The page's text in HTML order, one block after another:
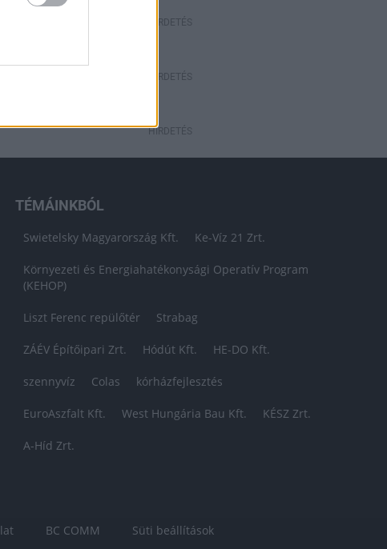
HIRDETÉS
HIRDETÉS
HIRDETÉS
TÉMÁINKBÓL
Swietelsky Magyarország Kft. Ke-Víz 21 Zrt.
Környezeti és Energiahatékonysági Operatív Program
(KEHOP)
Liszt Ferenc repülőtér Strabag
ZÁÉV Építőipari Zrt. Hódút Kft. HE-DO Kft.
szennyvíz Colas kórházfejlesztés
EuroAszfalt Kft. West Hungária Bau Kft. KÉSZ Zrt.
A-Híd Zrt.
BC COMM
Süti beállítások